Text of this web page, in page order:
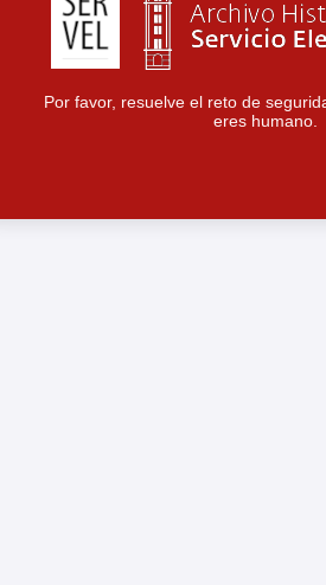
Por favor, resuelve el reto de
eres humano.